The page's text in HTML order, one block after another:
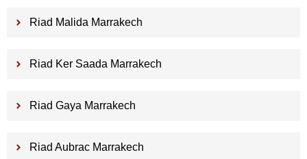
Riad Malida Marrakech
Riad Ker Saada Marrakech
Riad Gaya Marrakech
Riad Aubrac Marrakech